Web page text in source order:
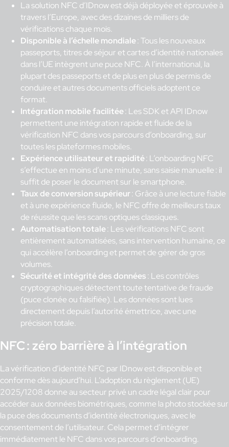
La solution NFC d’IDnow est déjà déployée et éprouvée à
travers l’Europe, avec des dizaines de milliers de
vérifications chaque mois.
Disponible à l’échelle mondiale: Tous les nouveaux
passeports, titres de séjour et cartes d’identité nationales
dans l’UE intègrent une puce NFC. À l’international, la
plupart des passeports et de plus en plus de permis de
conduire et autres documents officiels adoptent ce
format.
Intégration mobile facilitée: Les SDK et API IDnow
permettent une intégration rapide et fluide de la
vérification NFC dans vos parcours d’onboarding, sur
toutes les plateformes mobiles.
Expérience utilisateur et rapidité: L’onboarding NFC
s’effectue en moins d’une minute, sans saisie manuelle : il
suffit de poser le document sur le smartphone.
Taux de conversion supérieur: Grâce à une lecture fiable
et à une expérience fluide, le NFC offre de meilleurs taux
de réussite que les scans optiques classiques.
Automatisation totale: Les vérifications NFC sont
entièrement automatisées, sans intervention humaine, ce
qui accélère l’onboarding et permet de gérer de gros
volumes.
Sécurité et intégrité des données: Les contrôles
cryptographiques détectent toute tentative de fraude
(puce clonée ou falsifiée). Les données sont lues
directement depuis l’autorité émettrice, avec une
précision totale.
NFC : zéro barrière à l’intégration
La vérification d’identité NFC par IDnow est disponible et
conforme dès aujourd’hui. L’adoption du règlement (UE)
2025/1208 donne au secteur privé un cadre légal clair pour
accéder aux données biométriques, comme la photo stockée sur
la puce des documents d’identité électroniques, avec le
consentement de l’utilisateur. Cela permet d’intégrer
immédiatement le NFC dans vos parcours d’onboarding.